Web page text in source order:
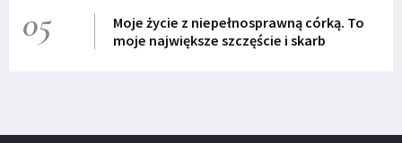
05
Moje życie z niepełnosprawną córką. To
moje największe szczęście i skarb